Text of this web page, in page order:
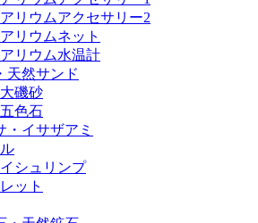
リウムアクセサリー2
リウムネット
リウム水温計
天然サンド
磯砂
色石
・イサザアミ
イシュリンプ
ット